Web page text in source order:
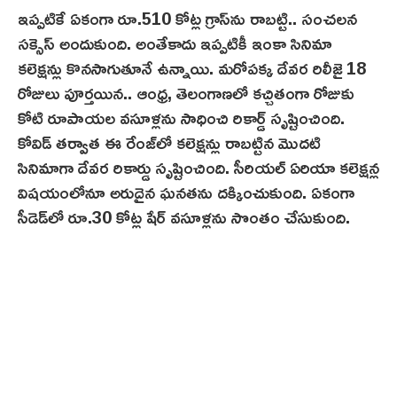
ఇప్పటికే ఏకంగా రూ.510 కోట్ల గ్రాస్‌ను రాబట్టి.. సంచలన
సక్సెస్ అందుకుంది. అంతేకాదు ఇప్పటికీ ఇంకా సినిమా
కలెక్షన్లు కొనసాగుతూనే ఉన్నాయి. మరోపక్క దేవర రిలీజై 18
రోజులు పూర్తయిన.. ఆంధ్ర, తెలంగాణలో కచ్చితంగా రోజుకు
కోటి రూపాయల వసూళ్లను సాధించి రికార్డ్ సృష్టించింది.
కోవిడ్ తర్వాత ఈ రేంజ్‌లో కలెక్షన్లు రాబట్టిన మొదటి
సినిమాగా దేవర రికార్డు సృష్టించింది. సీరియల్ ఏరియా కలెక్షన్ల
విషయంలోనూ అరుదైన ఘనతను దక్కించుకుంది. ఏకంగా
సీడెడ్‌లో రూ.30 కోట్ల షేర్ వ‌సూళ్లను సొంతం చేసుకుంది.